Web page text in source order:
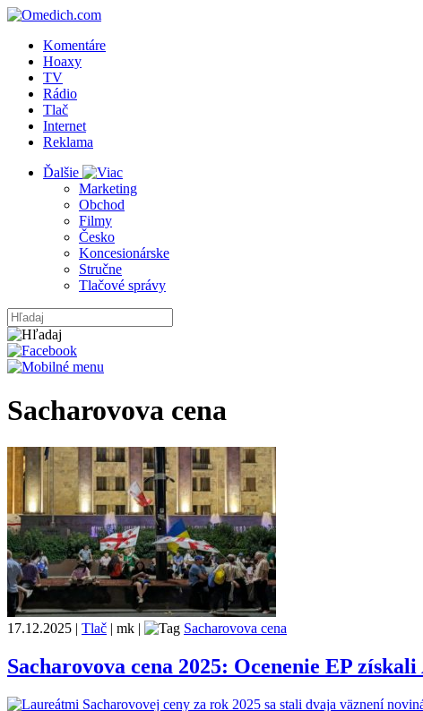
Komentáre
Hoaxy
TV
Rádio
Tlač
Internet
Reklama
Ďalšie
Marketing
Obchod
Filmy
Česko
Koncesionárske
Stručne
Tlačové správy
Sacharovova cena
17.12.2025 | Tlač | mk | Sacharovova cena
Sacharovova cena 2025: Ocenenie EP